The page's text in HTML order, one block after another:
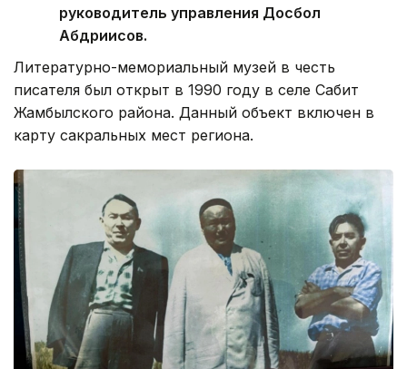
руководитель управления Досбол
Абдриисов.
Литературно-мемориальный музей в честь
писателя был открыт в 1990 году в селе Сабит
Жамбылского района. Данный объект включен в
карту сакральных мест региона.